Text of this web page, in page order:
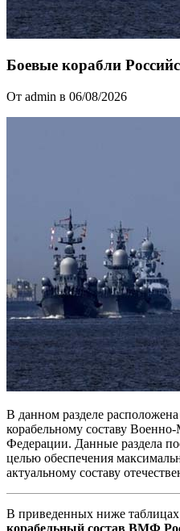
Боевые корабли
От admin в 06/08/2026
В данном разделе
корабельному составу
Федерации. Данные раздела
целью обеспечения
актуальному составу
В приведенных ниже
корабельный состав ВМФ